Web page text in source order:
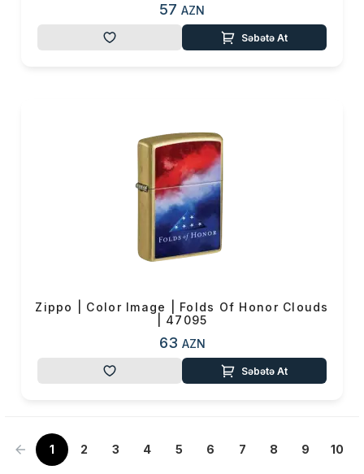
57 AZN
Səbətə At
Zippo | Color Image | Folds Of Honor Clouds
| 47095
63 AZN
Səbətə At
1 2 3 4 5 6 7 8 9 10